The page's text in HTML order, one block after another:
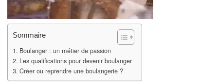
Sommaire
Boulanger : un métier de passion
Les qualifications pour devenir boulanger
Créer ou reprendre une boulangerie ?